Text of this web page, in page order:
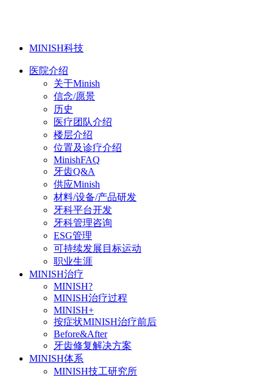
MINISH科技
医院介绍
关于Minish
信念/愿景
历史
医疗团队介绍
楼层介绍
位置及诊疗介绍
MinishFAQ
牙齿Q&A
供应Minish
材料/设备/产品研发
牙科平台开发
牙科管理咨询
ESG管理
可持续发展目标运动
职业生涯
MINISH治疗
MINISH?
MINISH治疗过程
MINISH+
按症状MINISH治疗前后
Before&After
牙齿修复解决方案
MINISH体系
MINISH技工研究所